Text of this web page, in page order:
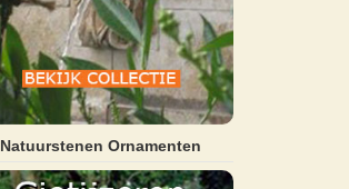
Natuurstenen Ornamenten